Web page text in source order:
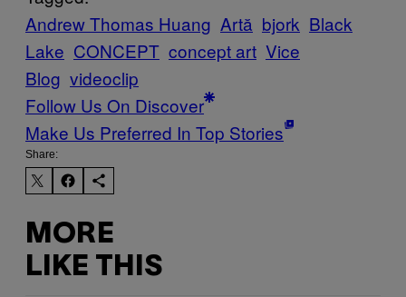
Andrew Thomas Huang Artă bjork Black
Lake CONCEPT concept art Vice
Blog videoclip
Follow Us On Discover
Make Us Preferred In Top Stories
Share:
MORE
LIKE THIS